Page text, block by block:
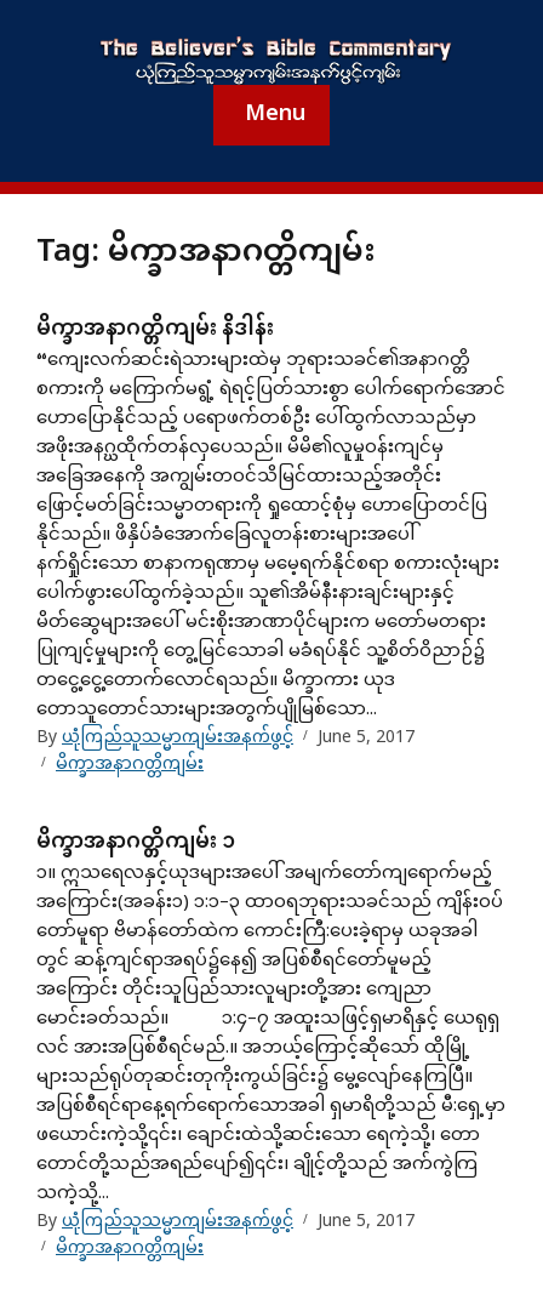
Menu
Tag:မိက္ခာအနာဂတ္တိကျမ်း
မိက္ခာအနာဂတ္တိကျမ်း နိဒါန်း
“ကျေးလက်ဆင်းရဲသားများထဲမှ ဘုရားသခင်၏အနာဂတ္တိ
စကားကို မကြောက်မရွံ့ ရဲရင့်ပြတ်သားစွာ ပေါက်ရောက်အောင်
ဟောပြောနိုင်သည့် ပရောဖက်တစ်ဦး ပေါ်ထွက်လာသည်မှာ
အဖိုးအနဂ္ဃထိုက်တန်လှပေသည်။ မိမိ၏လူမှုဝန်းကျင်မှ
အခြေအနေကို အကျွမ်းတဝင်သိမြင်ထားသည့်အတိုင်း
ဖြောင့်မတ်ခြင်းသမ္မာတရားကို ရှုထောင့်စုံမှ ဟောပြောတင်ပြ
နိုင်သည်။ ဖိနှိပ်ခံအောက်ခြေလူတန်းစားများအပေါ်
နက်ရှိုင်းသော စာနာကရုဏာမှ မမေ့ရက်နိုင်စရာ စကားလုံးများ
ပေါက်ဖွားပေါ်ထွက်ခဲ့သည်။ သူ၏အိမ်နီးနားချင်းများနှင့်
မိတ်ဆွေများအပေါ် မင်းစိုးအာဏာပိုင်များက မတော်မတရား
ပြုကျင့်မှုများကို တွေ့မြင်သောခါ မခံရပ်နိုင် သူ့စိတ်ဝိညာဉ်၌
တငွေ့ငွေ့တောက်လောင်ရသည်။ မိက္ခာကား ယုဒ
တောသူတောင်သားများအတွက်ပျိုမြစ်သော...
Byယုံကြည်သူသမ္မာကျမ်းအနက်ဖွင့် June 5, 2017
မိက္ခာအနာဂတ္တိကျမ်း
မိက္ခာအနာဂတ္တိကျမ်း ၁
၁။ ဣသရေလနှင့်ယုဒများအပေါ် အမျက်တော်ကျရောက်မည့်
အကြောင်း(အခန်း၁) ၁:၁–၃ ထာဝရဘုရားသခင်သည် ကျိန်းဝပ်
တော်မူရာ ဗိမာန်တော်ထဲက ကောင်းကြီ:ပေးခဲ့ရာမှ ယခုအခါ
တွင် ဆန့်ကျင်ရာအရပ်၌နေ၍ အပြစ်စီရင်တော်မူမည့်
အကြောင်း တိုင်းသူပြည်သားလူများတို့အား ကျေညာ
မောင်းခတ်သည်။ ၁:၄–၇ အထူးသဖြင့်ရှမာရိနှင့် ယေရုရှ
လင် အားအပြစ်စီရင်မည်.။ အဘယ့်ကြောင့်ဆိုသော် ထိုမြို့
များသည်ရုပ်တုဆင်းတုကိုးကွယ်ခြင်း၌ မွေ့လျော်နေကြပြီ။
အပြစ်စီရင်ရာနေ့ရက်ရောက်သောအခါ ရှမာရိတို့သည် မီ:ရှေ့မှာ
ဖယောင်းကဲ့သို့၎င်း၊ ချောင်းထဲသို့ဆင်းသော ရေကဲ့သို့၊ တော
တောင်တို့သည်အရည်ပျော်၍၎င်း၊ ချိုင့်တို့သည် အက်ကွဲကြ
သကဲ့သို့...
Byယုံကြည်သူသမ္မာကျမ်းအနက်ဖွင့် June 5, 2017
မိက္ခာအနာဂတ္တိကျမ်း